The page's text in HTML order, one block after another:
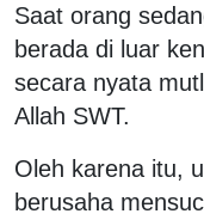
Saat orang
berada di luar
secara nyata
Allah SWT.
Oleh karena itu,
berusaha